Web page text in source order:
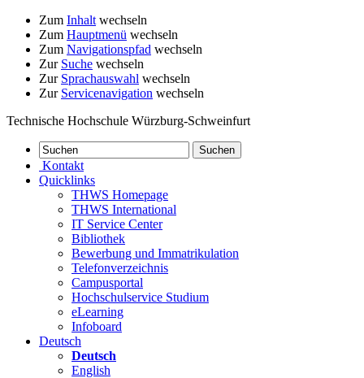
Zum Inhalt wechseln
Zum Hauptmenü wechseln
Zum Navigationspfad wechseln
Zur Suche wechseln
Zur Sprachauswahl wechseln
Zur Servicenavigation wechseln
Technische Hochschule Würzburg-Schweinfurt
Kontakt
Quicklinks
THWS Homepage
THWS International
IT Service Center
Bibliothek
Bewerbung und Immatrikulation
Telefonverzeichnis
Campusportal
Hochschulservice Studium
eLearning
Infoboard
Deutsch
Deutsch
English